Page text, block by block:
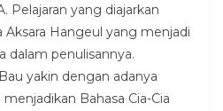
Pelajaran yang diajarkan
Hangeul yang menjadi
dalam penulisannya.
yakin dengan adanya
Bahasa Cia-Cia